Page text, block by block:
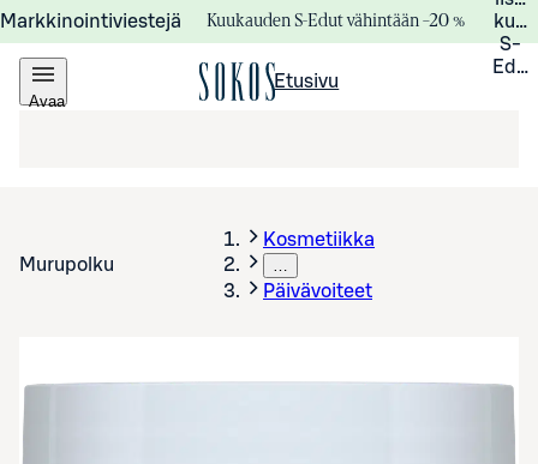
Markkinointiviestejä Kuukauden S-Edut vähintään –20 %
S-
Avaa
Etusivu
Murupolku
Kosmetiikka
…
Päivävoiteet